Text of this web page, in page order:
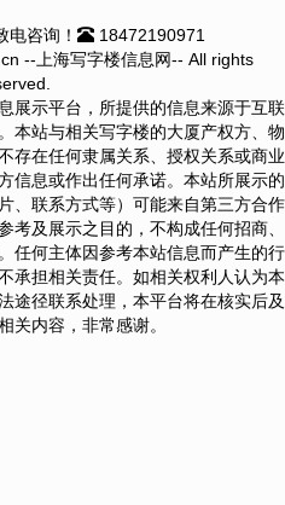
电咨询！
18472190971
--上海写字楼信息网-- All rights
展示平台，所提供的信息来源于互联
本站与相关写字楼的大厦产权方、物
存在任何隶属关系、授权关系或商业
信息或作出任何承诺。本站所展示的
、联系方式等）可能来自第三方合作
考及展示之目的，不构成任何招商、
任何主体因参考本站信息而产生的行
承担相关责任。如相关权利人认为本
途径联系处理，本平台将在核实后及
关内容，非常感谢。